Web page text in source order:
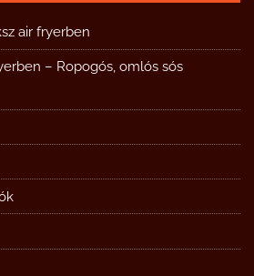
air fryerben
– Ropogós, omlós sós